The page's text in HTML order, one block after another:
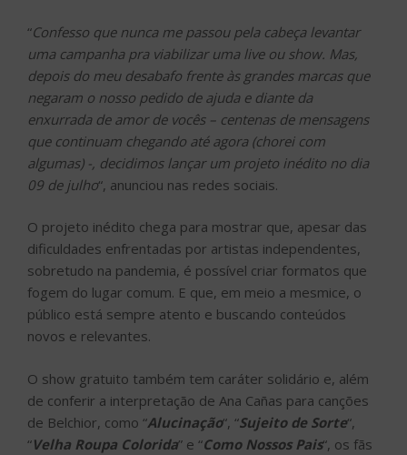
“Confesso que nunca me passou pela cabeça levantar
uma campanha pra viabilizar uma live ou show. Mas,
depois do meu desabafo frente às grandes marcas que
negaram o nosso pedido de ajuda e diante da
enxurrada de amor de vocês – centenas de mensagens
que continuam chegando até agora (chorei com
algumas) -, decidimos lançar um projeto inédito no dia
09 de julho“, anunciou nas redes sociais.
O projeto inédito chega para mostrar que, apesar das
dificuldades enfrentadas por artistas independentes,
sobretudo na pandemia, é possível criar formatos que
fogem do lugar comum. E que, em meio a mesmice, o
público está sempre atento e buscando conteúdos
novos e relevantes.
O show gratuito também tem caráter solidário e, além
de conferir a interpretação de Ana Cañas para canções
de Belchior, como “Alucinação“, “Sujeito de Sorte“,
“Velha Roupa Colorida” e “Como Nossos Pais“, os fãs